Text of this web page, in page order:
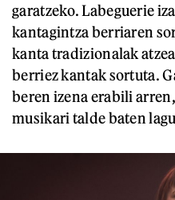
garatzeko. Labeguerie
kantagintza berriaren
kanta tradizionalak
berriez kantak sortuta.
beren izena erabili
musikari talde baten